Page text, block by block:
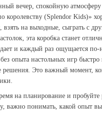
вечер, спокойную
королевству (Splendor Kids)»
на выходные, сыграть с
эта коробка станет
и каждый раз ощущается
опыта настольных игр
Это важный момент,
на планирование и
важно понимать, какой опыт вы